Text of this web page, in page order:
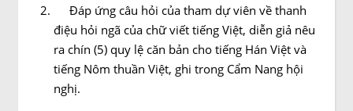
Đáp ứng câu hỏi của tham dự viên về thanh
điệu hỏi ngã của chữ viết tiếng Việt, diễn giả nêu
ra chín (5) quy lệ căn bản cho tiếng Hán Việt và
tiếng Nôm thuần Việt, ghi trong Cẩm Nang hội
nghị.